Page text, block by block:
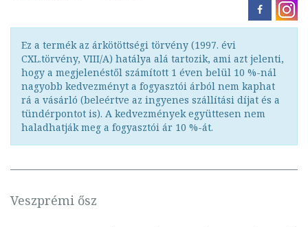
Ez a termék az árkötöttségi törvény (1997. évi
CXL.törvény, VIII/A) hatálya alá tartozik, ami azt jelenti,
hogy a megjelenéstől számított 1 éven belül 10 %-nál
nagyobb kedvezményt a fogyasztói árból nem kaphat
rá a vásárló (beleértve az ingyenes szállítási díjat és a
tündérpontot is). A kedvezmények együttesen nem
haladhatják meg a fogyasztói ár 10 %-át.
Veszprémi ősz